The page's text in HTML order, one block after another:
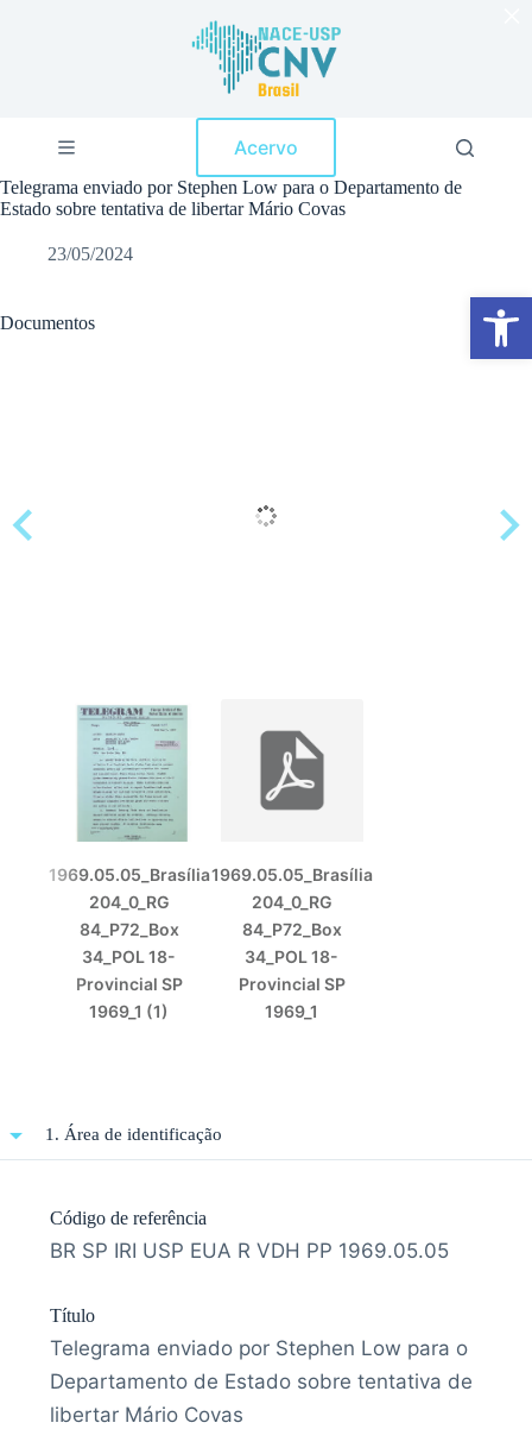
Abrir a barra de ferramentas
a
o
e
Acervo
Telegrama enviado por Stephen Low para o Departamento de
Estado sobre tentativa de libertar Mário Covas
23/05/2024
Documentos
1969.05.05_Brasília
204_0_RG
84_P72_Box
34_POL 18-
Provincial SP
1969_1 (1)
1969.05.05_Brasília
204_0_RG
84_P72_Box
34_POL 18-
Provincial SP
1969_1
1. Área de identificação
Código de referência
BR SP IRI USP EUA R VDH PP 1969.05.05
Título
Telegrama enviado por Stephen Low para o
Departamento de Estado sobre tentativa de
libertar Mário Covas